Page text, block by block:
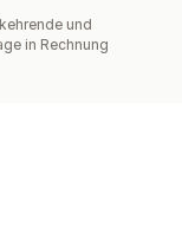
und
in Rechnung